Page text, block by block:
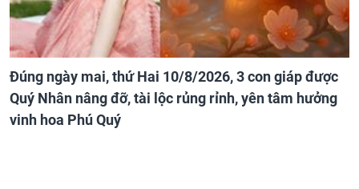
Đúng ngày mai, thứ Hai 10/8/2026, 3 con giáp được
Quý Nhân nâng đỡ, tài lộc rủng rỉnh, yên tâm hưởng
vinh hoa Phú Quý